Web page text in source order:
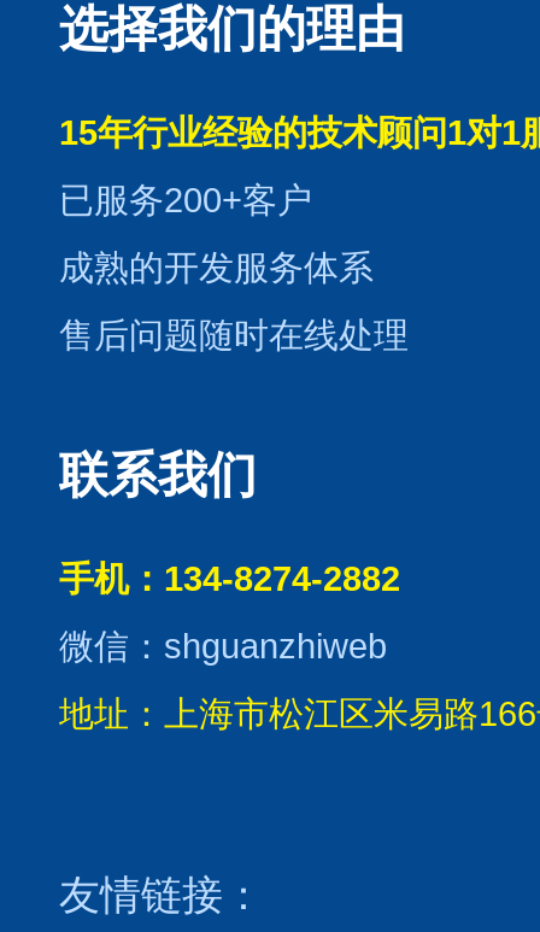
选择我们的理由
15年行业经验的技术顾问1对1
已服务200+客户
成熟的开发服务体系
售后问题随时在线处理
联系我们
手机：134-8274-2882
微信：shguanzhiweb
地址：上海市松江区米易路
友情链接：